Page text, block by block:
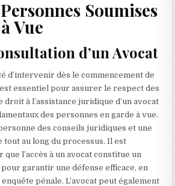
Soumises
Vue
d’un Avocat
d’intervenir dès le commencement de
essentiel pour assurer le respect des
droit à l’assistance juridique d’un avocat
des personnes en garde à vue.
des conseils juridiques et une
au long du processus. Il est
l’accès à un avocat constitue un
garantir une défense efficace, en
pénale. L’avocat peut également